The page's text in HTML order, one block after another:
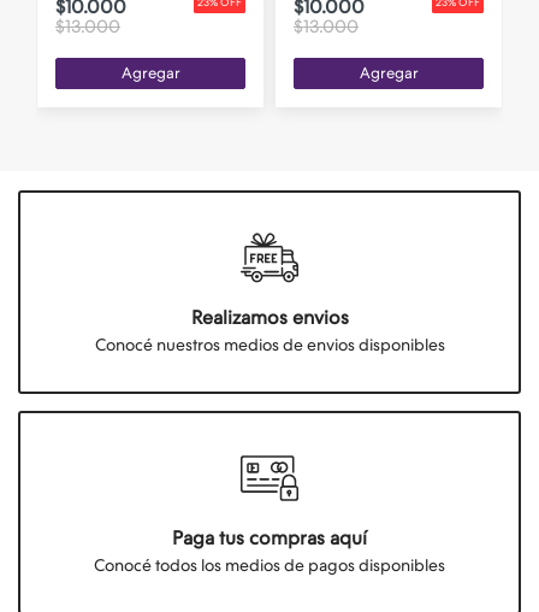
23% OFF
$10.000
$13.000
Agregar
23% OFF
$10.000
$13.000
Agregar
Realizamos envios
Conocé nuestros medios de envios disponibles
Paga tus compras aquí
Conocé todos los medios de pagos disponibles